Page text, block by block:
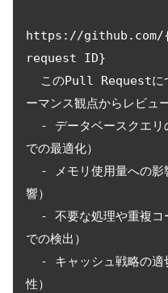
https://
request ID}
ーマンス観点からレビュ
での最適化）
響）
での検出）
性）